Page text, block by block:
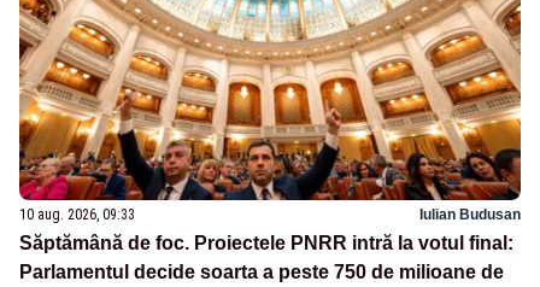
10 aug. 2026, 09:33 Iulian Budusan
Săptămână de foc. Proiectele PNRR intră la votul final:
Parlamentul decide soarta a peste 750 de milioane de